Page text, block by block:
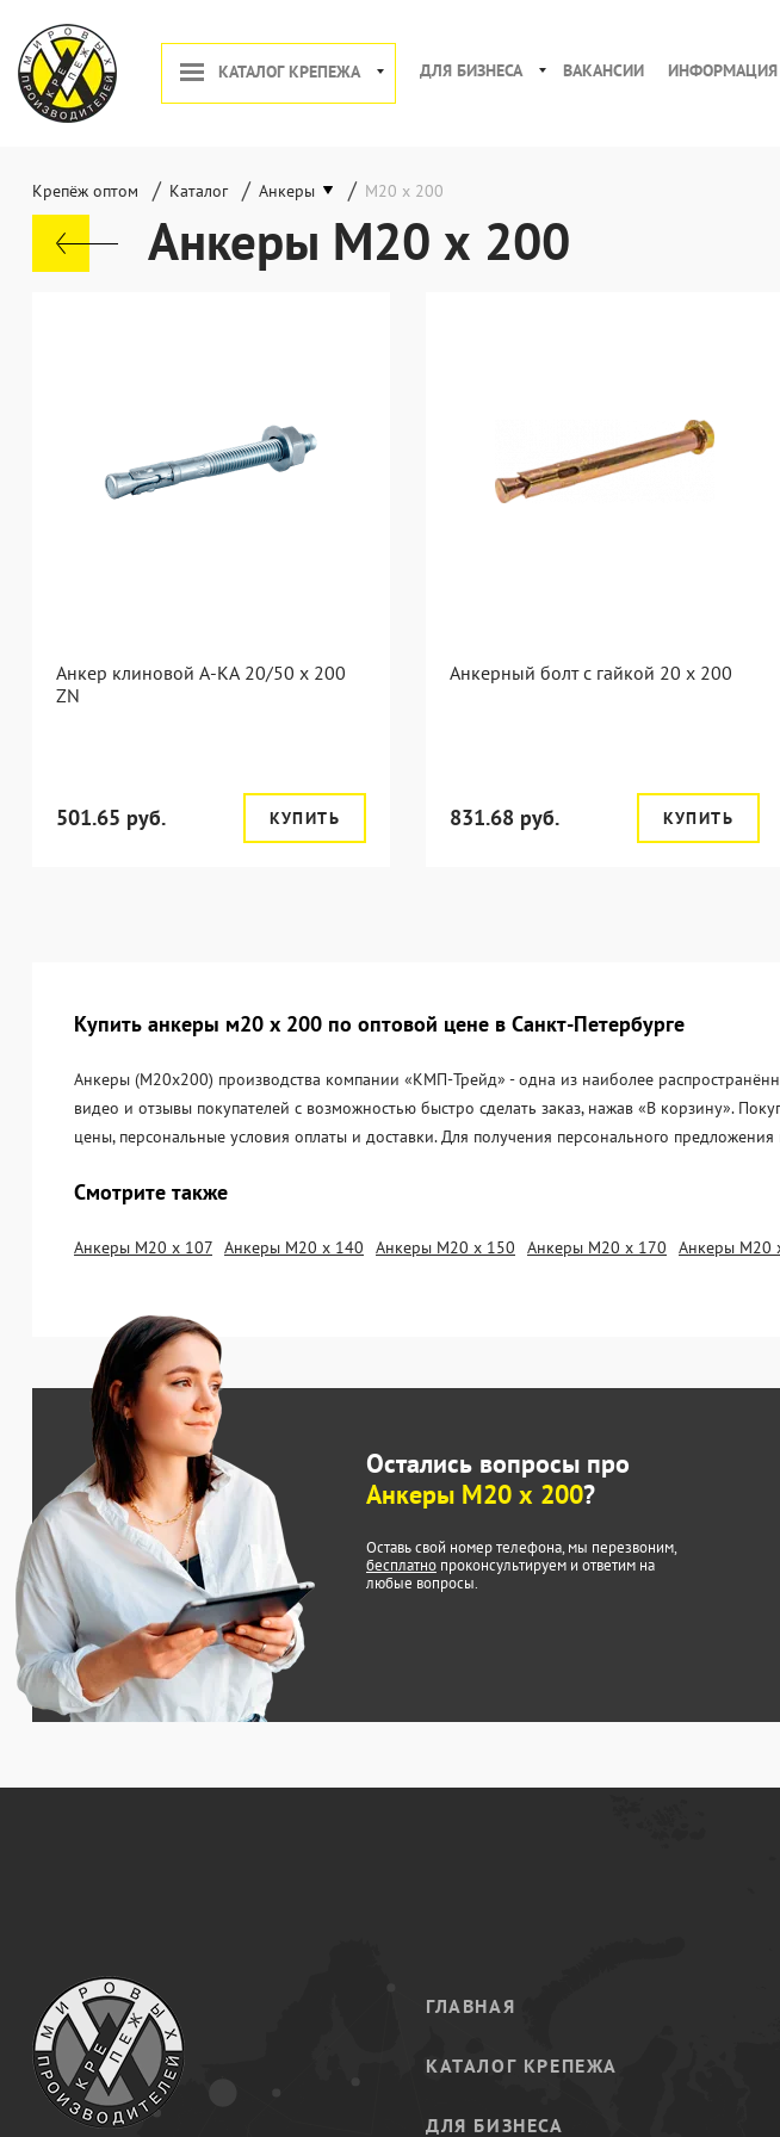
КАТАЛОГ КРЕПЕЖА ДЛЯ БИЗНЕСА ВАКАНСИИ ИНФОРМАЦИЯ
Крепёж оптом / Каталог / Анкеры / М20 х 200
Анкеры М20 х 200
Анкер клиновой А-КА 20/50 x 200
ZN
501.65 руб. КУПИТЬ
Анкерный болт с гайкой 20 x 200
831.68 руб. КУПИТЬ
Купить анкеры м20 х 200 по оптовой цене в Санкт-Петербурге
Анкеры (М20х200) производства компании «KМП-Трейд» - одна из наиболее
видео и отзывы покупателей с возможностью быстро сделать заказ, нажав «В корзину».
цены, персональные условия оплаты и доставки. Для получения персонального
Смотрите также
Анкеры М20 х 107 Анкеры М20 х 140 Анкеры М20 х 150 Анкеры М20 х 170 Анкеры М20
Остались вопросы про
Анкеры М20 х 200?
Оставь свой номер телефона, мы перезвоним,
бесплатно проконсультируем и ответим на
любые вопросы.
ГЛАВНАЯ
КАТАЛОГ КРЕПЕЖА
ДЛЯ БИЗНЕСА